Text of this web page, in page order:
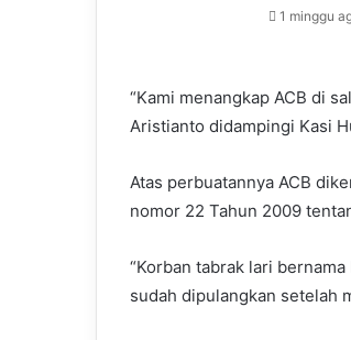
1 minggu
“Kami menangkap ACB di
Aristianto didampingi Kasi
Atas perbuatannya ACB
nomor 22 Tahun 2009
“Korban tabrak lari
sudah dipulangkan setelah